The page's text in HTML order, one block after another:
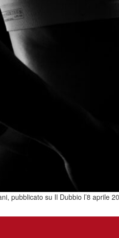
pubblicato su Il Dubbio l’8 aprile